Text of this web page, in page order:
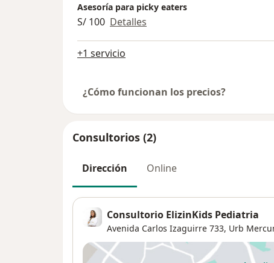
Asesoría para picky eaters
S/ 100 Detalles
+1 servicio
¿Cómo funcionan los precios?
Consultorios (2)
Dirección Online
Consultorio ElizinKids Pediatria
Avenida Carlos Izaguirre 733, Urb